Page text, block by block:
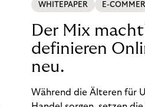
WHITEPAPER E-
Der Mix
definieren
neu.
Während die Älteren für